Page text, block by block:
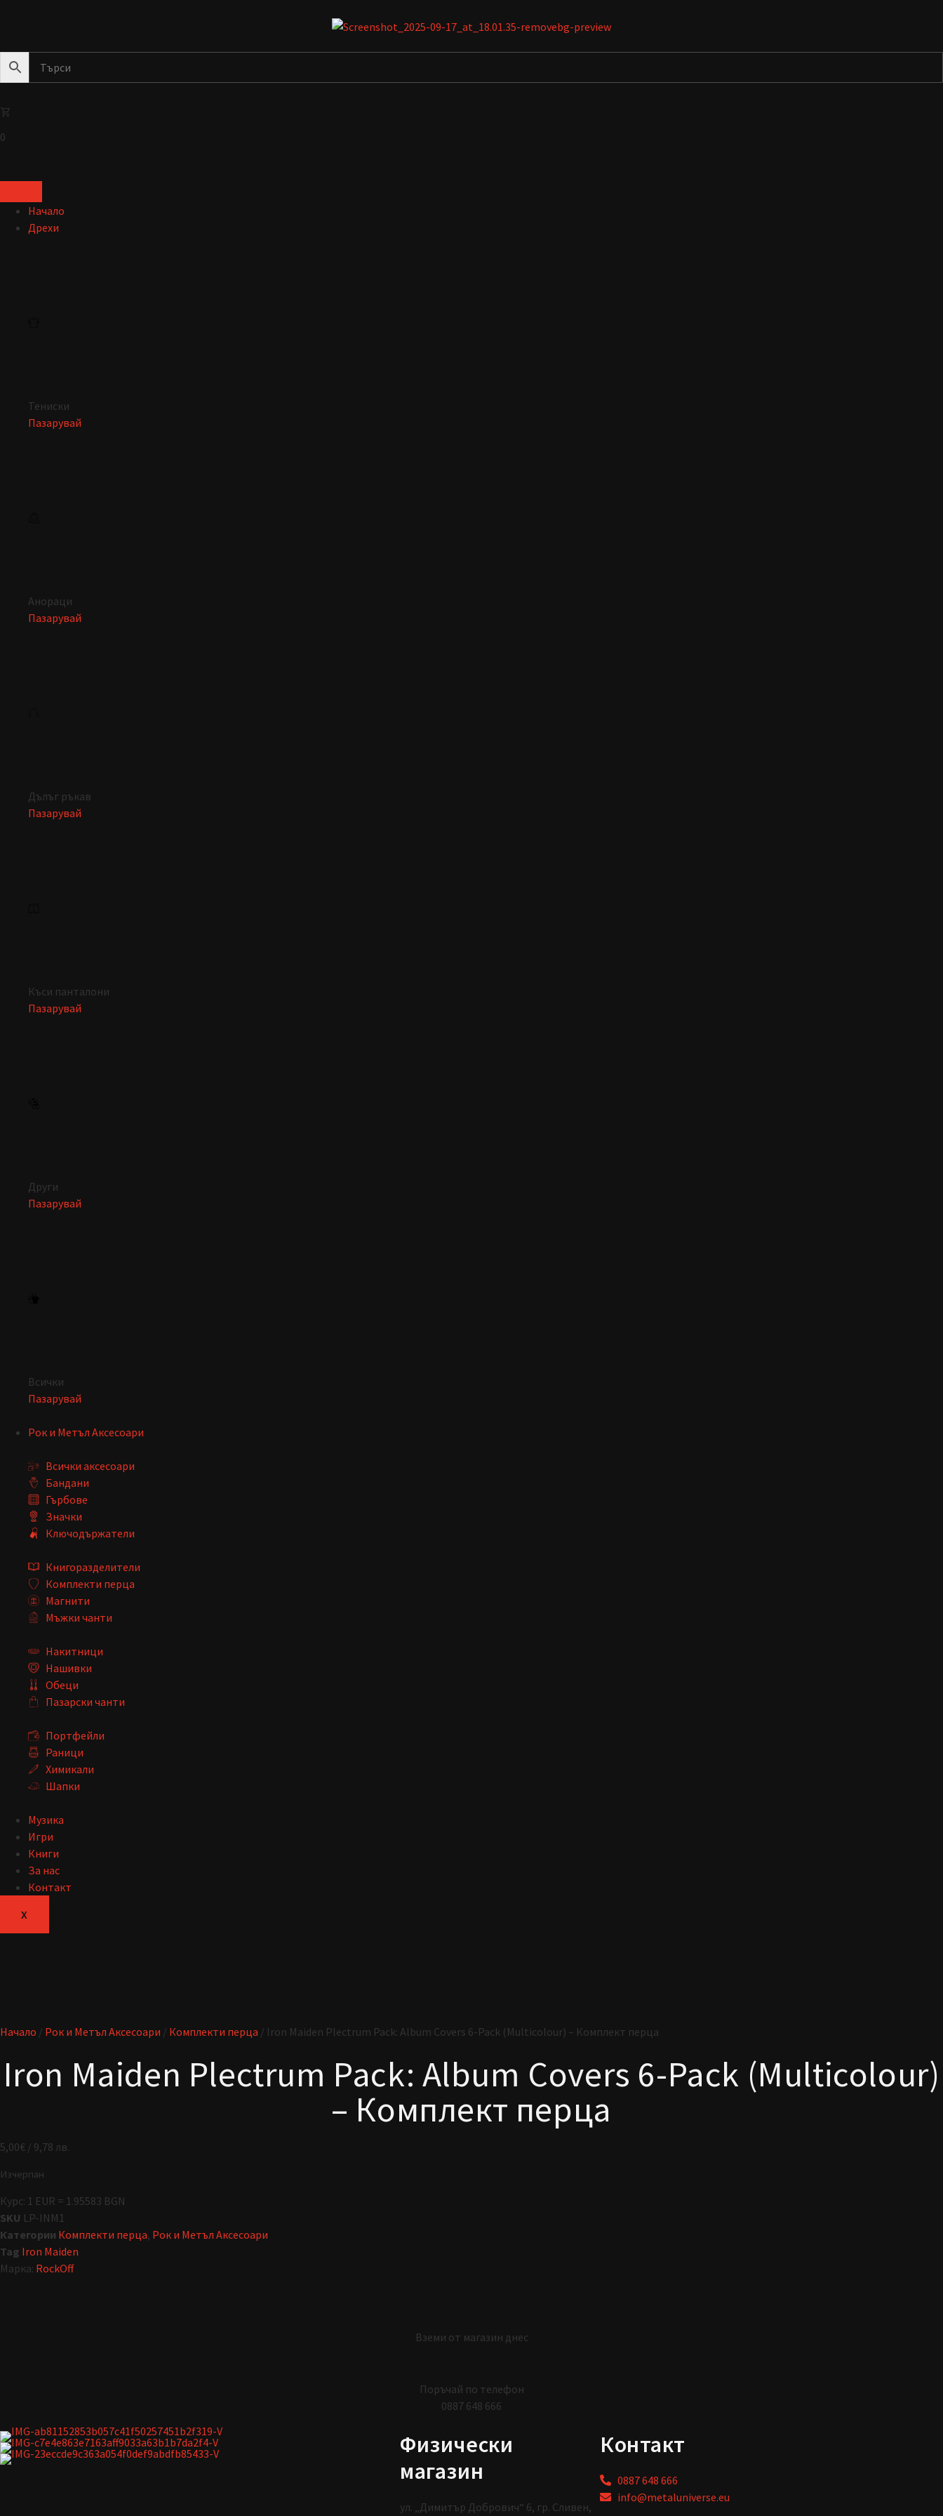
0
Начало
Дрехи
Тениски
Пазарувай
Анораци
Пазарувай
Дълъг ръкав
Пазарувай
Къси панталони
Пазарувай
Други
Пазарувай
Всички
Пазарувай
Рок и Метъл Аксесоари
Всички аксесоари
Бандани
Гърбове
Значки
Ключодържатели
Книгоразделители
Комплекти перца
Магнити
Мъжки чанти
Накитници
Нашивки
Обеци
Пазарски чанти
Портфейли
Раници
Химикали
Шапки
Музика
Игри
Книги
За нас
Контакт
X
Начало / Рок и Метъл Аксесоари / Комплекти перца / Iron Maiden Plectrum Pack: Album Covers 6-Pack (Multicolour) – Комплект перца
Iron Maiden Plectrum Pack: Album Covers 6-Pack (Multicolour)
– Комплект перца
5,00€ / 9,78 лв.
Изчерпан
Курс: 1 EUR = 1.95583 BGN
SKU LP-INM1
Категории Комплекти перца, Рок и Метъл Аксесоари
Tag Iron Maiden
Марка: RockOff
Вземи от магазин днес
Поръчай по телефон
0887 648 666
Физически
магазин
ул. „Димитър Добрович“ 6, гр. Сливен,
Контакт
0887 648 666
info@metaluniverse.eu